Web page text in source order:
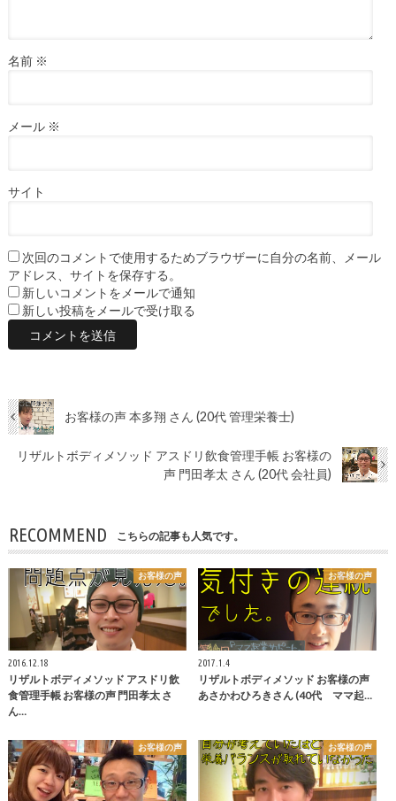
名前 ※
メール ※
サイト
次回のコメントで使用するためブラウザーに自分の名前、メール
アドレス、サイトを保存する。
新しいコメントをメールで通知
新しい投稿をメールで受け取る
お客様の声 本多翔 さん (20代 管理栄養士)
リザルトボディメソッド アスドリ飲食管理手帳 お客様の
声 門田孝太 さん (20代 会社員)
RECOMMEND こちらの記事も人気です。
お客様の声
2016.12.18
リザルトボディメソッド アスドリ飲
食管理手帳 お客様の声 門田孝太 さ
ん…
お客様の声
2017.1.4
リザルトボディメソッド お客様の声
あさかわひろきさん (40代 ママ起…
お客様の声 お客様の声